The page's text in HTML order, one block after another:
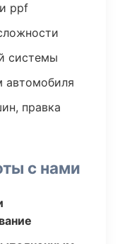
ppf
системы
автомобиля
правка
с нами